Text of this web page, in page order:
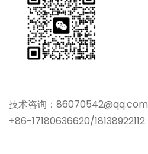
技术咨询：86070542@qq.com
+86-17180636620/18138922112